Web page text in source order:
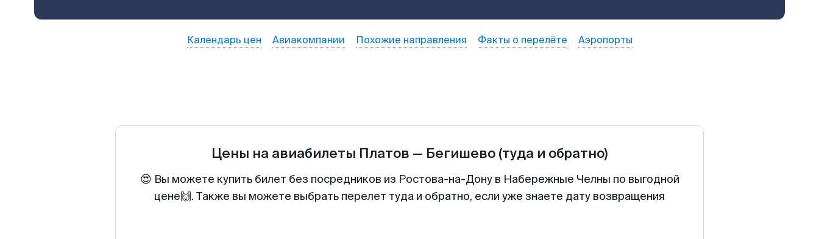
Календарь цен Авиакомпании Похожие направления Факты о перелёте Аэропорты
Цены на авиабилеты Платов — Бегишево (туда и обратно)
😍 Вы можете купить билет без посредников из Ростова-на-Дону в Набережные Челны по выгодной
цене🙌. Также вы можете выбрать перелет туда и обратно, если уже знаете дату возвращения